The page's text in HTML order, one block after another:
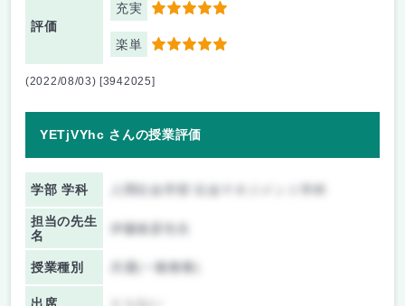
評価
充実 5
楽単 5
(2022/08/03) [3942025]
YETjVYhc さんの授業評価
学部 学科
担当の先生
名
伊藤俊彦先生
授業種別 共通(一般教養)